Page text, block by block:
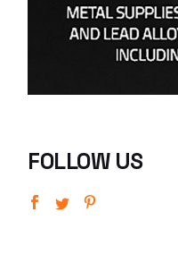
FOLLOW US